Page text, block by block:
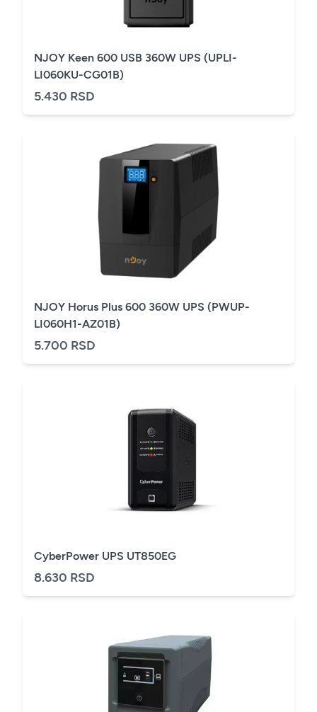
NJOY Keen 600 USB 360W UPS (UPLI-
LI060KU-CG01B)
5.430 RSD
NJOY Horus Plus 600 360W UPS (PWUP-
LI060H1-AZ01B)
5.700 RSD
CyberPower UPS UT850EG
8.630 RSD